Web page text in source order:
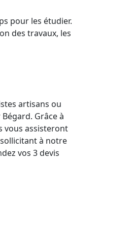
pour les étudier.
des travaux, les
artisans ou
Grâce à
vous assisteront
à notre
vos 3 devis